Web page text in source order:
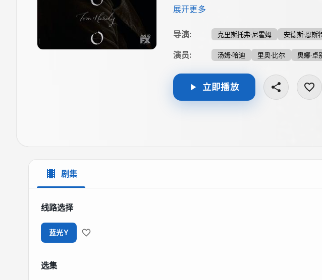
秘的遗产；后来被误解他的人带入发动
长官，也是Delaney主要对手；Oona
展开更多
导演: 克里斯托弗·尼霍姆 安德斯·恩斯
演员: 汤姆·哈迪 里奥·比尔 奥娜·卓
立即播放
剧集
线路选择
蓝光Y
选集